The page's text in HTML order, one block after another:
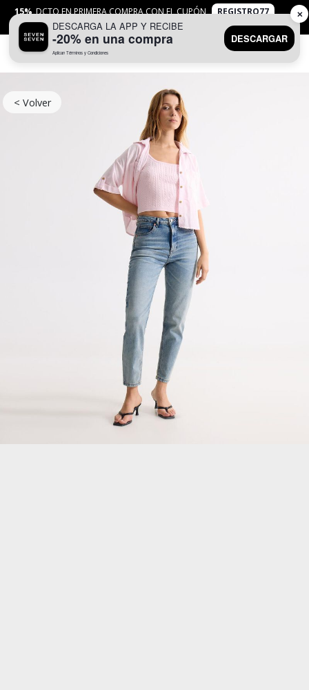
15% DCTO EN PRIMERA COMPRA CON EL CUPÓN
REGISTRO77
APLICANTYC
< Volver
DESCARGA LA APP Y RECIBE
-20% en una compra
Aplican Términos y Condiciones
DESCARGAR
✕